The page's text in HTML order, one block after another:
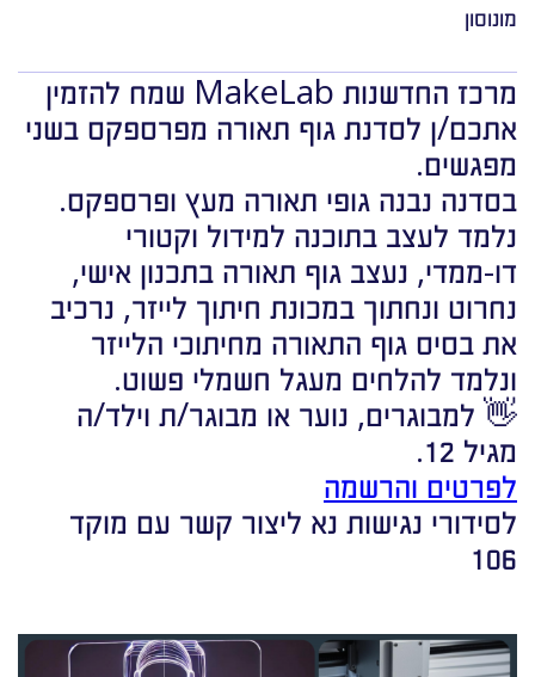
מונוסון
מרכז החדשנות MakeLab שמח להזמין
אתכם/ן לסדנת גוף תאורה מפרספקס בשני
מפגשים.
בסדנה נבנה גופי תאורה מעץ ופרספקס.
נלמד לעצב בתוכנה למידול וקטורי
דו-ממדי, נעצב גוף תאורה בתכנון אישי,
נחרוט ונחתוך במכונת חיתוך לייזר, נרכיב
את בסיס גוף התאורה מחיתוכי הלייזר
ונלמד להלחים מעגל חשמלי פשוט.
👋 למבוגרים, נוער או מבוגר/ת וילד/ה
מגיל 12.
לפרטים והרשמה
לסידורי נגישות נא ליצור קשר עם מוקד
106